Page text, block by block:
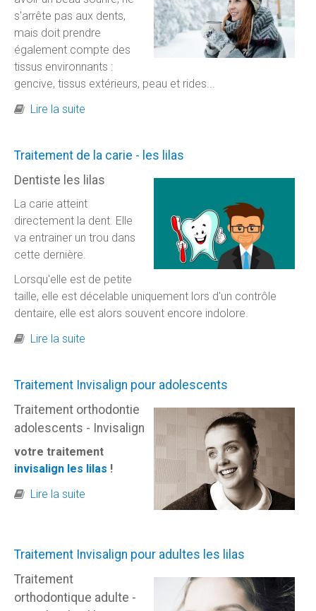
s'arrête pas aux dents,
mais doit prendre
également compte des
tissus environnants :
gencive, tissus extérieurs, peau et rides...
Lire la suite
Traitement de la carie - les lilas
Dentiste les lilas
La carie atteint
directement la dent. Elle
va entrainer un trou dans
cette dernière.
Lorsqu'elle est de petite
taille, elle est décelable uniquement lors d'un contrôle
dentaire, elle est alors souvent encore indolore.
Lire la suite
Traitement Invisalign pour adolescents
Traitement orthodontie
adolescents - Invisalign
votre traitement
invisalign les lilas !
Lire la suite de Traitement Invisalign pour adolescents
Traitement Invisalign pour adultes les lilas
Traitement
orthodontique adulte -